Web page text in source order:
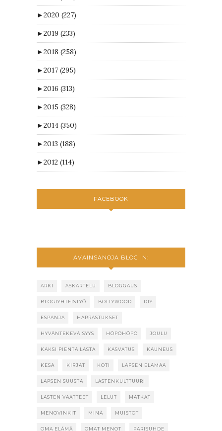
►2020 (227)
►2019 (233)
►2018 (258)
►2017 (295)
►2016 (313)
►2015 (328)
►2014 (350)
►2013 (188)
►2012 (114)
FACEBOOK
AVAINSANOJA BLOGIIN:
ARKI ASKARTELU BLOGGAUS
BLOGIYHTEISTYÖ BOLLYWOOD DIY
ESPANJA HARRASTUKSET
HYVÄNTEKEVÄISYYS HÖPÖHÖPÖ JOULU
KAKSI PIENTÄ LASTA KASVATUS KAUNEUS
KESÄ KIRJAT KOTI LAPSEN ELÄMÄÄ
LAPSEN SUUSTA LASTENKULTTUURI
LASTEN VAATTEET LELUT MATKAT
MENOVINKIT MINÄ MUISTOT
OMA ELÄMÄ OMAT MENOT PARISUHDE